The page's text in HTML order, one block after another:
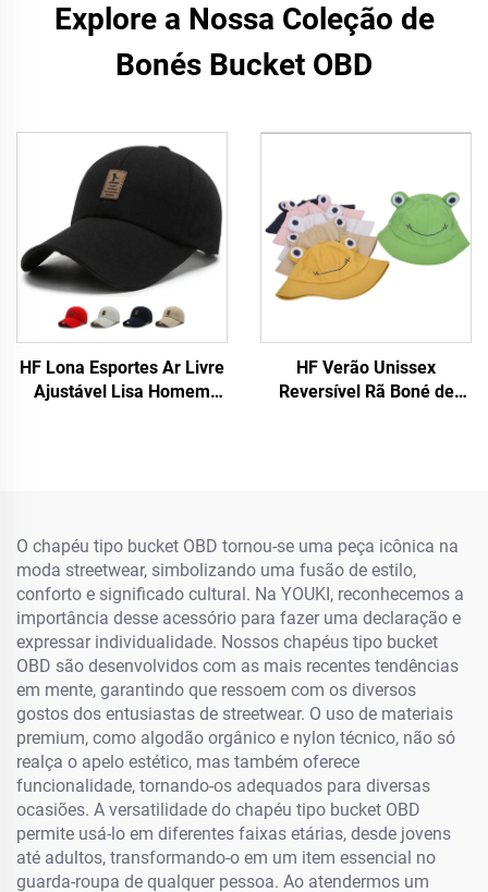
Explore a Nossa Coleção de
Bonés Bucket OBD
HF Lona Esportes Ar Livre
Ajustável Lisa Homem
HF Verão Unissex
Reversível Rã Boné de
O chapéu tipo bucket OBD tornou-se uma peça icônica na
moda streetwear, simbolizando uma fusão de estilo,
conforto e significado cultural. Na YOUKI, reconhecemos a
importância desse acessório para fazer uma declaração e
expressar individualidade. Nossos chapéus tipo bucket
OBD são desenvolvidos com as mais recentes tendências
em mente, garantindo que ressoem com os diversos
gostos dos entusiastas de streetwear. O uso de materiais
premium, como algodão orgânico e nylon técnico, não só
realça o apelo estético, mas também oferece
funcionalidade, tornando-os adequados para diversas
ocasiões. A versatilidade do chapéu tipo bucket OBD
permite usá-lo em diferentes faixas etárias, desde jovens
até adultos, transformando-o em um item essencial no
guarda-roupa de qualquer pessoa. Ao atendermos um